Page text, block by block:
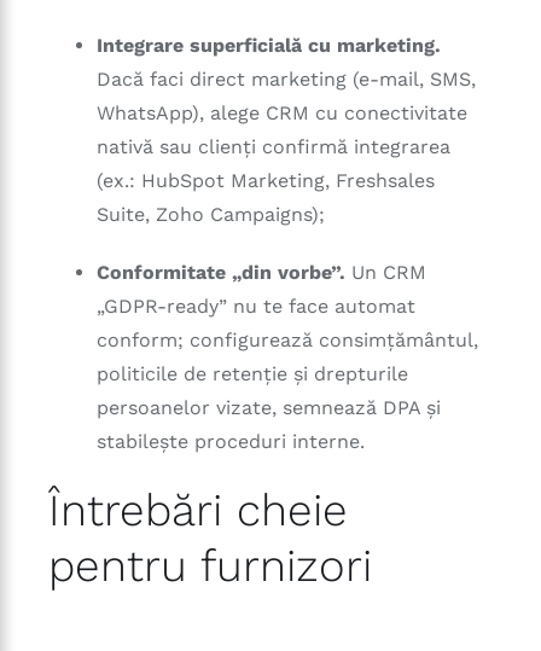
Integrare superficială cu marketing.
Dacă faci direct marketing (e-mail, SMS,
WhatsApp), alege CRM cu conectivitate
nativă sau clienți confirmă integrarea
(ex.: HubSpot Marketing, Freshsales
Suite, Zoho Campaigns);
Conformitate „din vorbe”. Un CRM
„GDPR-ready” nu te face automat
conform; configurează consimțământul,
politicile de retenție și drepturile
persoanelor vizate, semnează DPA și
stabilește proceduri interne.
Întrebări cheie
pentru furnizori